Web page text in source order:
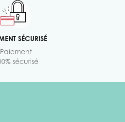
SÉCURISÉ
Paiement
sécurisé